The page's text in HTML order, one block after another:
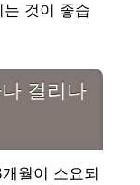
것이 좋습
걸리나
월이 소요되